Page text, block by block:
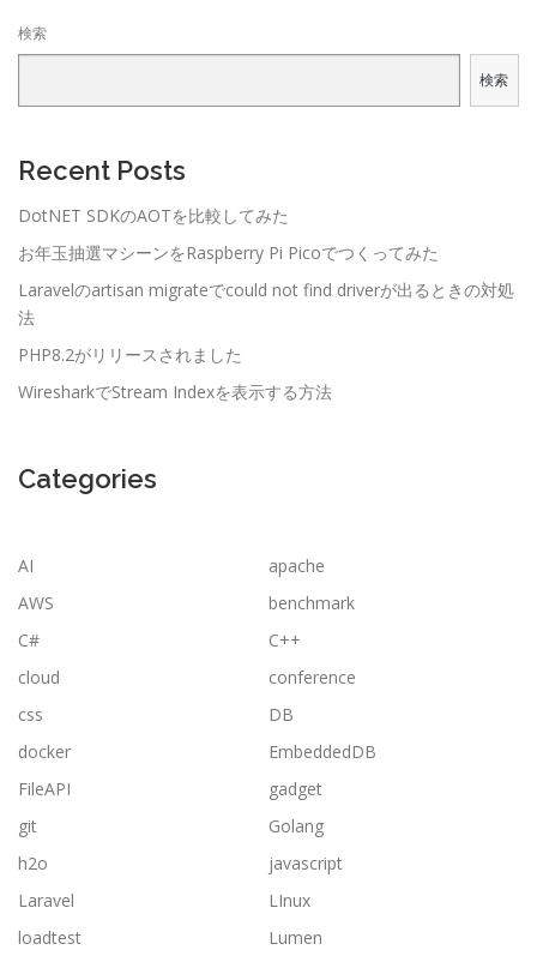
シ
ン
検索
検索
Recent Posts
DotNET SDKのAOTを比較してみた
お年玉抽選マシーンをRaspberry Pi Picoでつくってみた
Laravelのartisan migrateでcould not find driverが出るときの対処
法
PHP8.2がリリースされました
WiresharkでStream Indexを表示する方法
Categories
AI
apache
AWS
benchmark
C#
C++
cloud
conference
css
DB
docker
EmbeddedDB
FileAPI
gadget
git
Golang
h2o
javascript
Laravel
LInux
loadtest
Lumen